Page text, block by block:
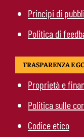
Principi di
Politica di
TRASPARENZA E
Proprietà e
Politica sulle
Codice etico